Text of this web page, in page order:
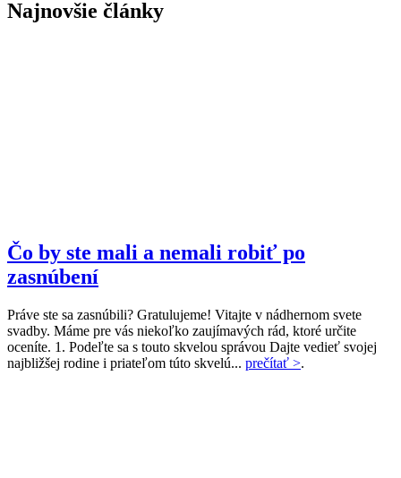
Najnovšie články
Čo by ste mali a nemali robiť po
zasnúbení
Práve ste sa zasnúbili? Gratulujeme! Vitajte v nádhernom svete
svadby. Máme pre vás niekoľko zaujímavých rád, ktoré určite
oceníte. 1. Podeľte sa s touto skvelou správou Dajte vedieť svojej
najbližšej rodine i priateľom túto skvelú... prečítať >.